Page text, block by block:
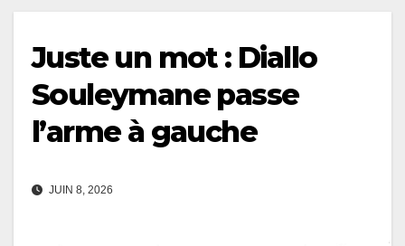
Juste un mot : Diallo
Souleymane passe
l’arme à gauche
JUIN 8, 2026